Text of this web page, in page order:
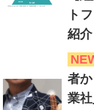
ト
紹介
者
業